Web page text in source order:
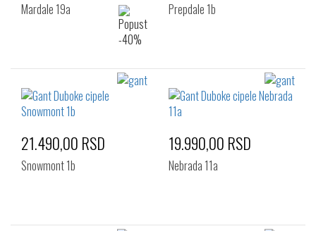
Mardale 19a Prepdale 1b
21.490,00 RSD
Snowmont 1b
19.990,00 RSD
Nebrada 11a